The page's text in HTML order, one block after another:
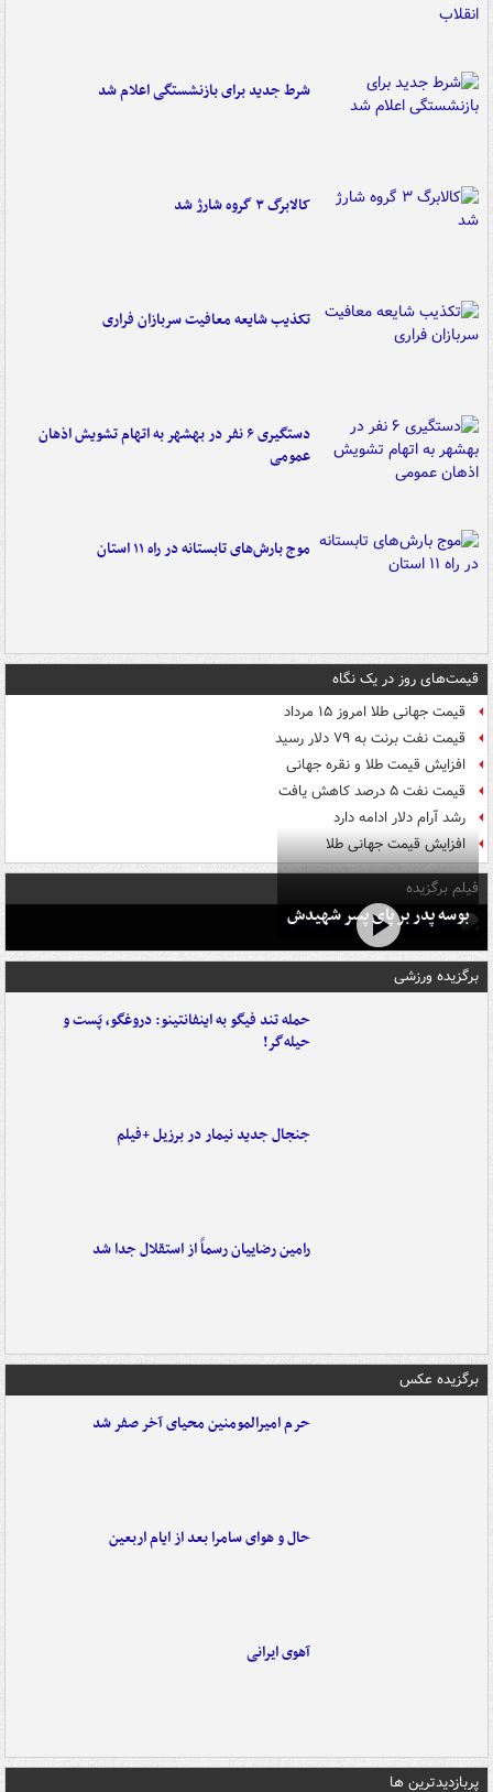
شرط جدید برای بازنشستگی اعلام شد
کالابرگ ۳ گروه شارژ شد
تکذیب شایعه معافیت سربازان فراری
دستگیری ۶ نفر در بهشهر به اتهام تشویش اذهان
عمومی
موج بارش‌های تابستانه در راه ۱۱ استان
قیمت‌های روز در یک نگاه
قیمت جهانی طلا امروز ۱۵ مرداد
قیمت نفت برنت به ۷۹ دلار رسید
افزایش قیمت طلا و نقره جهانی
قیمت نفت ۵ درصد کاهش یافت
رشد آرام دلار ادامه دارد
افزایش قیمت جهانی طلا
فیلم برگزیده
بوسه‌ پدر بر پای پسر شهیدش
برگزیده ورزشی
حمله تند فیگو به اینفانتینو: دروغگو، پَست‌ و
حیله‌گر!
جنجال جدید نیمار در برزیل +فیلم
رامین رضاییان رسماً از استقلال جدا شد
برگزیده عکس
حرم امیرالمومنین محیای آخر صفر شد
حال و هوای سامرا بعد از ایام اربعین
آهوی ایرانی
پربازدیدترین ها